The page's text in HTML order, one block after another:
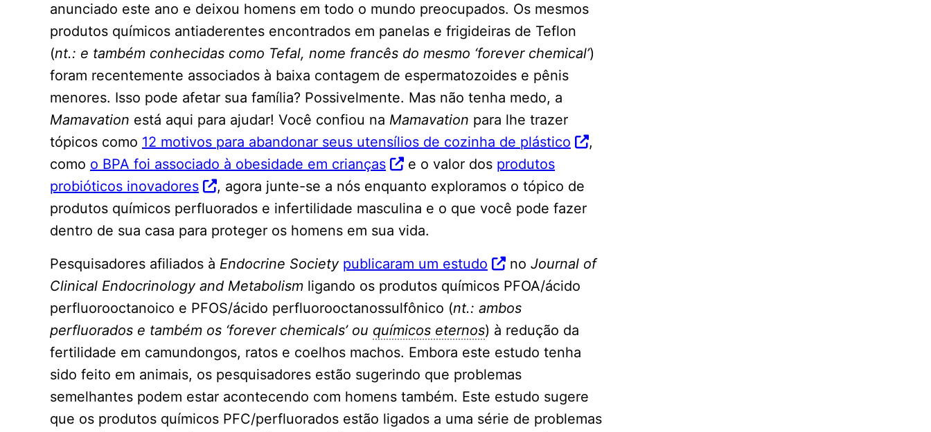
anunciado este ano e deixou homens em todo o mundo preocupados. Os mesmos
produtos químicos antiaderentes encontrados em panelas e frigideiras de Teflon
(nt.: e também conhecidas como Tefal, nome francês do mesmo ‘forever chemical’)
foram recentemente associados à baixa contagem de espermatozoides e pênis
menores. Isso pode afetar sua família? Possivelmente. Mas não tenha medo, a
Mamavation está aqui para ajudar! Você confiou na Mamavation para lhe trazer
tópicos como 12 motivos para abandonar seus utensílios de cozinha de plástico
,
como o BPA foi associado à obesidade em crianças e o valor dos produtos
probióticos inovadores
, agora junte-se a nós enquanto exploramos o tópico de
produtos químicos perfluorados e infertilidade masculina e o que você pode fazer
dentro de sua casa para proteger os homens em sua vida.
Pesquisadores afiliados à Endocrine Society publicaram um estudo no Journal of
Clinical Endocrinology and Metabolism ligando os produtos químicos PFOA/ácido
perfluorooctanoico e PFOS/ácido perfluorooctanossulfônico (nt.: ambos
perfluorados e também os ‘forever chemicals’ ou químicos eternos) à redução da
fertilidade em camundongos, ratos e coelhos machos. Embora este estudo tenha
sido feito em animais, os pesquisadores estão sugerindo que problemas
semelhantes podem estar acontecendo com homens também. Este estudo sugere
que os produtos químicos PFC/perfluorados estão ligados a uma série de problemas